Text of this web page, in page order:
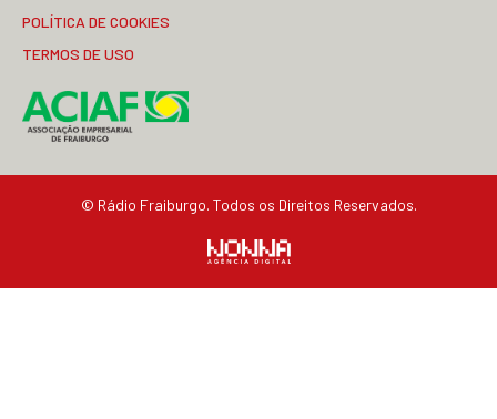
POLÍTICA DE COOKIES
TERMOS DE USO
© Rádio Fraiburgo. Todos os Direitos Reservados.